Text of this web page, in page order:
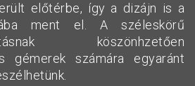
előtérbe, így a dizájn is a
ment el. A széleskörű
köszönhzetően
gémerek számára egyaránt